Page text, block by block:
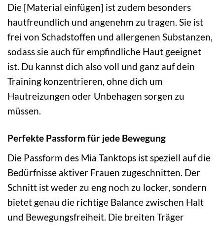
Die [Material einfügen] ist zudem besonders
hautfreundlich und angenehm zu tragen. Sie ist
frei von Schadstoffen und allergenen Substanzen,
sodass sie auch für empfindliche Haut geeignet
ist. Du kannst dich also voll und ganz auf dein
Training konzentrieren, ohne dich um
Hautreizungen oder Unbehagen sorgen zu
müssen.
Perfekte Passform für jede Bewegung
Die Passform des Mia Tanktops ist speziell auf die
Bedürfnisse aktiver Frauen zugeschnitten. Der
Schnitt ist weder zu eng noch zu locker, sondern
bietet genau die richtige Balance zwischen Halt
und Bewegungsfreiheit. Die breiten Träger